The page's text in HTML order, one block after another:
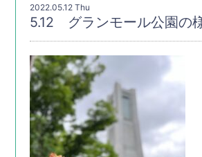
2022.05.12 Thu
5.12 グランモール公園の